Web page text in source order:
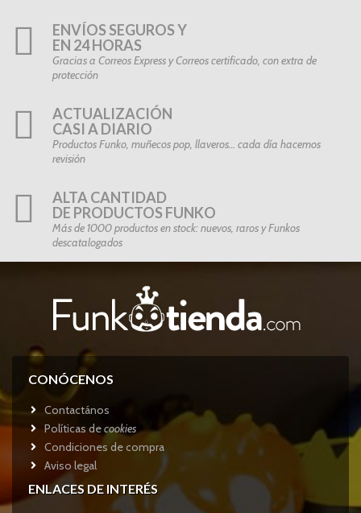
ENVÍOS SEGUROS Y
EN 24 HORAS
Gracias a Correos Express y Correos certificado, con extra de
protección
ACTUALIZACIÓN
CASI A DIARIO
Productos Funko, muñecos pop, llaveros… cada día hacemos
revisión
ALTA CANTIDAD
DE PRODUCTOS FUNKO
Más de 1000 productos en stock: nuevos, raros y Funkos
descatalogados
CONÓCENOS
Contactános
Políticas decookies
Condiciones de compra
Aviso legal
ENLACES DE INTERÉS